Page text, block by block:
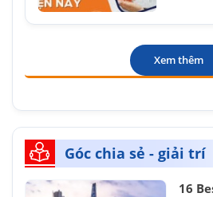
Xem thêm
Góc chia sẻ - giải trí
16